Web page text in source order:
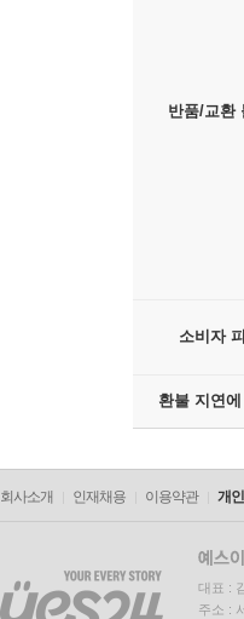
반품/교환
소비자
환불 지연
회사소개 인재채용 이용약관 개
대표 :
주소 :